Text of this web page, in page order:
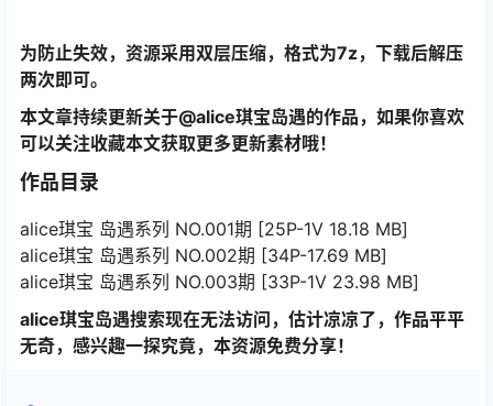
为防止失效，资源采用双层压缩，格式为7z，下载后解压
两次即可。
本文章持续更新关于@alice琪宝岛遇的作品，如果你喜欢
可以关注收藏本文获取更多更新素材哦！
作品目录
alice琪宝 岛遇系列 NO.001期 [25P-1V 18.18 MB]
alice琪宝 岛遇系列 NO.002期 [34P-17.69 MB]
alice琪宝 岛遇系列 NO.003期 [33P-1V 23.98 MB]
alice琪宝岛遇搜索现在无法访问，估计凉凉了，作品平平
无奇，感兴趣一探究竟，本资源免费分享！